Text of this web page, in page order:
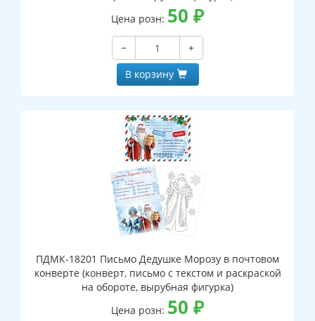
Цена розн: 50 ₽
−
+
В корзину
ПДМК-18201 Письмо Дедушке Морозу в почтовом
конверте (конверт, письмо с текстом и раскраской
на обороте, вырубная фигурка)
Цена розн: 50 ₽